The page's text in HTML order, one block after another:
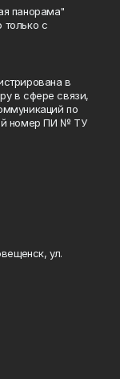
панорама"
с
в
в сфере связи,
по
номер ПИ № ТУ
ул.